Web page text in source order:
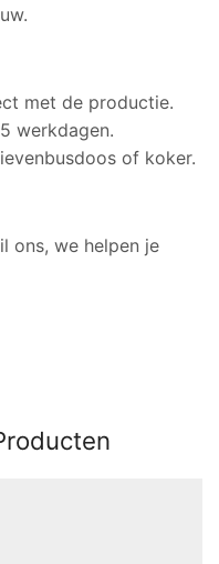
met de productie.
werkdagen.
of koker.
ons, we helpen je